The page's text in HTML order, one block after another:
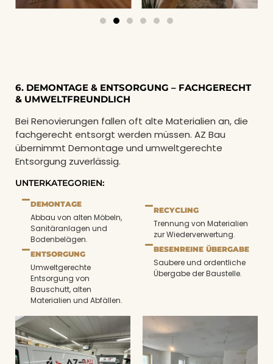
6. DEMONTAGE & ENTSORGUNG – FACHGERECHT
& UMWELTFREUNDLICH
Bei Renovierungen fallen oft alte Materialien an, die
fachgerecht entsorgt werden müssen. AZ Bau
übernimmt Demontage und umweltgerechte
Entsorgung zuverlässig.
UNTERKATEGORIEN:
DEMONTAGE
Abbau von alten Möbeln,
Sanitäranlagen und
Bodenbelägen.
ENTSORGUNG
Umweltgerechte
Entsorgung von
Bauschutt, alten
Materialien und Abfällen.
RECYCLING
Trennung von Materialien
zur Wiederverwertung.
BESENREINE ÜBERGABE
Saubere und ordentliche
Übergabe der Baustelle.